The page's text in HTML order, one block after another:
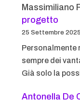
Massimiliano
progetto
25 Settembre 2025
Personalmente
sempre dei
Già solo la
Antonella De